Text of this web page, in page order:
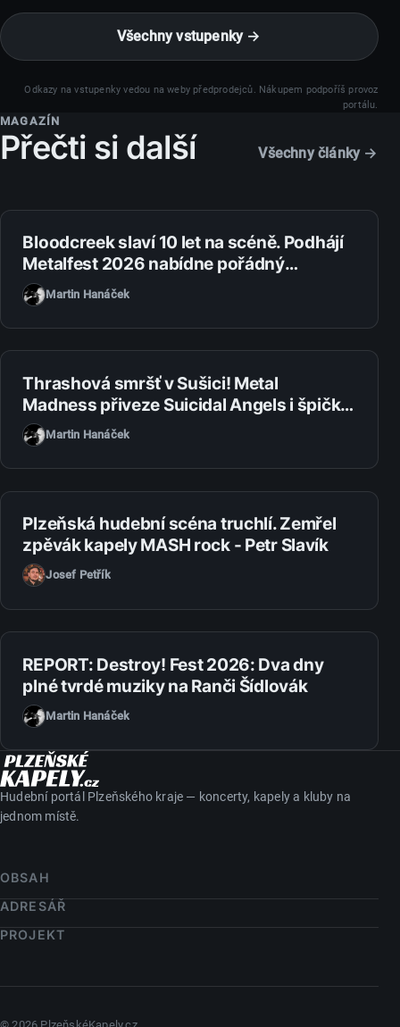
Všechny vstupenky →
Odkazy na vstupenky vedou na weby předprodejců. Nákupem podpoříš provoz
portálu.
MAGAZÍN
Přečti si další Všechny články →
Bloodcreek slaví 10 let na scéně. Podhájí
Metalfest 2026 nabídne pořádný
metalový večírek
Martin Hanáček
Thrashová smršť v Sušici! Metal
Madness přiveze Suicidal Angels i špičku
domácí scény
Martin Hanáček
Plzeňská hudební scéna truchlí. Zemřel
zpěvák kapely MASH rock - Petr Slavík
Josef Petřík
REPORT: Destroy! Fest 2026: Dva dny
plné tvrdé muziky na Ranči Šídlovák
Martin Hanáček
Hudební portál Plzeňského kraje — koncerty, kapely a kluby na
jednom místě.
OBSAH
ADRESÁŘ
PROJEKT